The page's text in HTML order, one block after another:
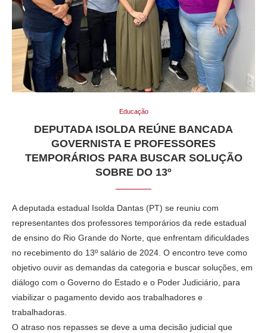
Educação
DEPUTADA ISOLDA REÚNE BANCADA
GOVERNISTA E PROFESSORES
TEMPORÁRIOS PARA BUSCAR SOLUÇÃO
SOBRE DO 13º
A deputada estadual Isolda Dantas (PT) se reuniu com
representantes dos professores temporários da rede estadual
de ensino do Rio Grande do Norte, que enfrentam dificuldades
no recebimento do 13º salário de 2024. O encontro teve como
objetivo ouvir as demandas da categoria e buscar soluções, em
diálogo com o Governo do Estado e o Poder Judiciário, para
viabilizar o pagamento devido aos trabalhadores e
trabalhadoras.
O atraso nos repasses se deve a uma decisão judicial que